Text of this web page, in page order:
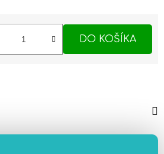
DO KOŠÍKA